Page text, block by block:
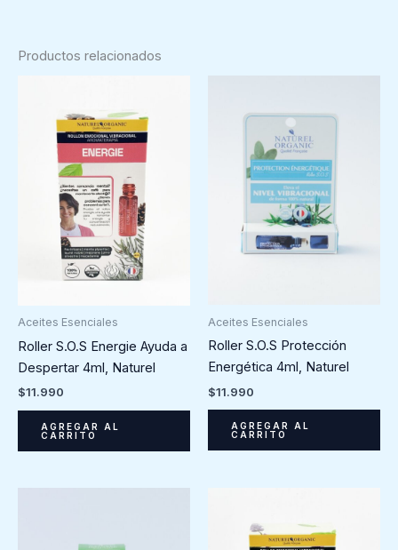
Productos relacionados
Aceites Esenciales
Roller S.O.S Energie Ayuda a
Despertar 4ml, Naturel
$11.990
AGREGAR AL
CARRITO
Aceites Esenciales
Roller S.O.S Protección
Energética 4ml, Naturel
$11.990
AGREGAR AL
CARRITO